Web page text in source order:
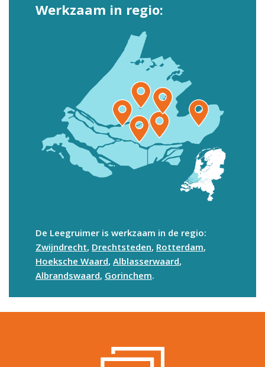
Werkzaam in regio:
De Leegruimer is werkzaam in de regio:
Zwijndrecht, Drechtsteden, Rotterdam,
Hoeksche Waard, Alblasserwaard,
Albrandswaard, Gorinchem.